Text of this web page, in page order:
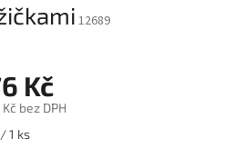
12689
Kč
bez DPH
1 ks